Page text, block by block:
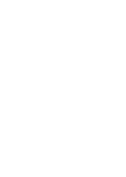
https://
Website
Ihr Zutun